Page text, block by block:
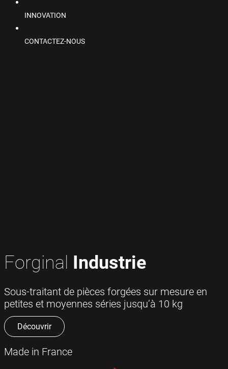
INNOVATION
CONTACTEZ-NOUS
Forginal Industrie
Sous-traitant de pièces forgées sur mesure en
petites et moyennes séries jusqu’à 10 kg
Découvrir
Made in France